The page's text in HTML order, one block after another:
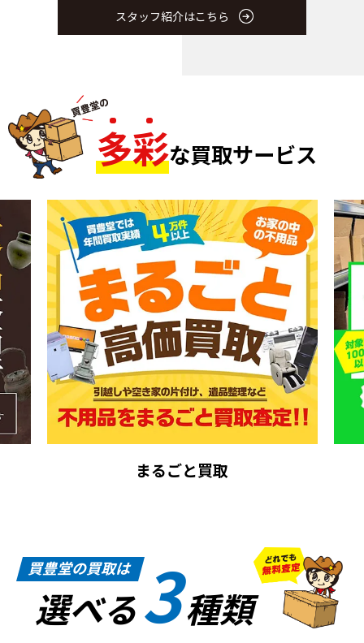
スタッフ紹介はこちら
多彩な買取サービス
まるごと買取
買豊堂の買取は
選べる3種類